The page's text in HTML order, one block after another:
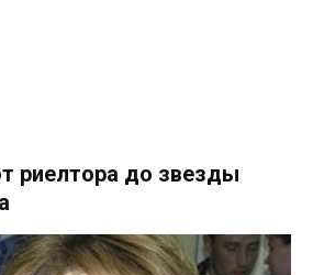
риелтора до звезды